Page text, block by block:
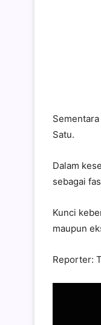
Satu.
Dalam
sebagai
Kunci
maupun
Reporter: